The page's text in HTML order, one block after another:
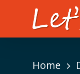
main
Home